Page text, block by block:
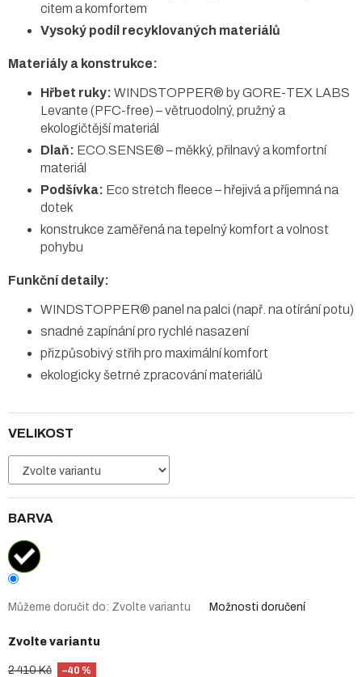
2 410 Kč –40 %
Zvolte variantu
VELIKOST
BARVA
Můžeme doručit do: Zvolte variantu Možnosti doručení
citem a komfortem
Vysoký podíl recyklovaných materiálů
Materiály a konstrukce:
Hřbet ruky: WINDSTOPPER® by GORE-TEX LABS
Levante (PFC-free) – větruodolný, pružný a
ekologičtější materiál
Dlaň: ECO.SENSE® – měkký, přilnavý a komfortní
materiál
Podšívka: Eco stretch fleece – hřejivá a příjemná na
dotek
konstrukce zaměřená na tepelný komfort a volnost
pohybu
Funkční detaily:
WINDSTOPPER® panel na palci (např. na otírání potu)
snadné zapínání pro rychlé nasazení
přizpůsobivý střih pro maximální komfort
ekologicky šetrné zpracování materiálů